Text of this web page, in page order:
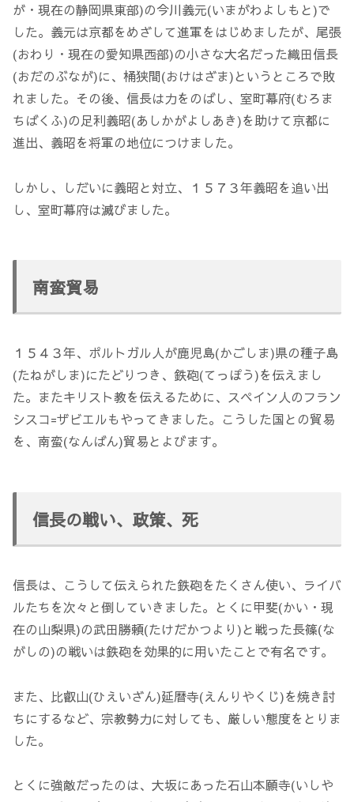
が・現在の静岡県東部)の今川義元(いまがわよしもと)で
した。義元は京都をめざして進軍をはじめましたが、尾張
(おわり・現在の愛知県西部)の小さな大名だった織田信長
(おだのぶなが)に、桶狭間(おけはざま)というところで敗
れました。その後、信長は力をのばし、室町幕府(むろま
ちばくふ)の足利義昭(あしかがよしあき)を助けて京都に
進出、義昭を将軍の地位につけました。
しかし、しだいに義昭と対立、１５７３年義昭を追い出
し、室町幕府は滅びました。
南蛮貿易
１５４３年、ポルトガル人が鹿児島(かごしま)県の種子島
(たねがしま)にたどりつき、鉄砲(てっぽう)を伝えまし
た。またキリスト教を伝えるために、スペイン人のフラン
シスコ=ザビエルもやってきました。こうした国との貿易
を、南蛮(なんばん)貿易とよびます。
信長の戦い、政策、死
信長は、こうして伝えられた鉄砲をたくさん使い、ライバ
ルたちを次々と倒していきました。とくに甲斐(かい・現
在の山梨県)の武田勝頼(たけだかつより)と戦った長篠(な
がしの)の戦いは鉄砲を効果的に用いたことで有名です。
また、比叡山(ひえいざん)延暦寺(えんりやくじ)を焼き討
ちにするなど、宗教勢力に対しても、厳しい態度をとりま
した。
とくに強敵だったのは、大坂にあった石山本願寺(いしや